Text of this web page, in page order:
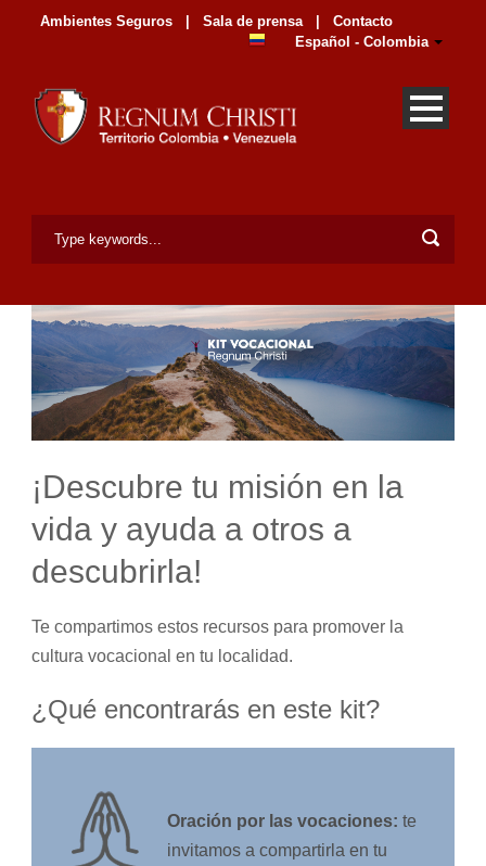
Ambientes Seguros Sala de prensa
Contacto
Español - Colombia
¡Descubre tu misión en la
vida y ayuda a otros a
descubrirla!
Te compartimos estos recursos para promover la
cultura vocacional en tu localidad.
¿Qué encontrarás en este kit?
Oración por las vocaciones: te
invitamos a compartirla en tu